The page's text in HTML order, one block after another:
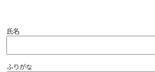
し、適法かつ公正な手段をもって収集し、利用
意がある場合、または正当な理由がある場合を
示あるいは提供をいたしません。
氏名
ふりがな